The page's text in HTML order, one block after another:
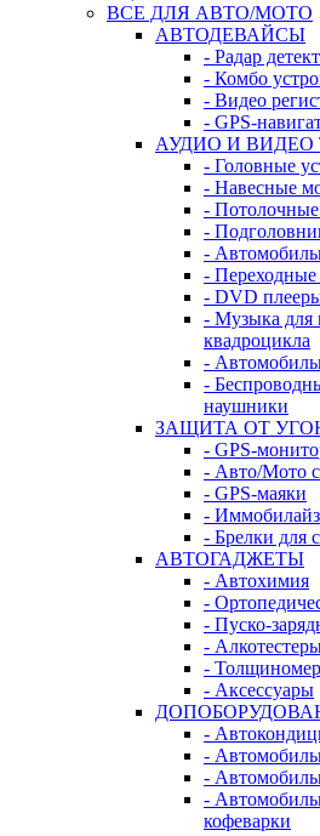
ВСЕ ДЛЯ АВТО/МОТО
АВТОДЕВАЙСЫ
- Радар
- Комбо
- Видео
- GPS-
АУДИО И ВИДЕО
- Головные
- Навесные
-
-
-
- Переходные
- DVD
- Музыка для
квадроцикла
-
-
наушники
ЗАЩИТА ОТ
- GPS-
- Авто/Мото
- GPS-маяки
-
- Брелки для
АВТОГАДЖЕТЫ
- Автохимия
-
- Пуско-
-
-
- Аксессуары
-
-
-
-
кофеварки